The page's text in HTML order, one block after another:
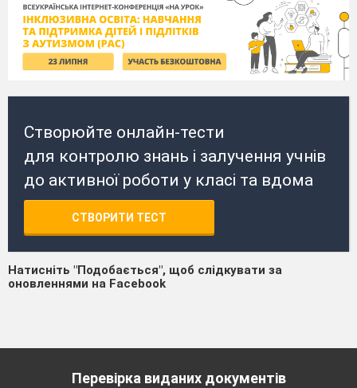
Створюйте онлайн-тести
для контролю знань і залучення учнів
до активної роботи у класі та вдома
СТВОРИТИ ТЕСТ
Натисніть "Подобається", щоб слідкувати за
оновленнями на Facebook
Перевірка виданих документів